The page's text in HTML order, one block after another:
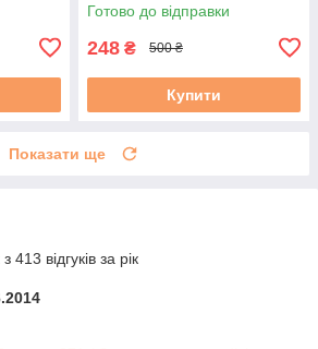
Готово до відправки
248 ₴ 500 ₴
Купити
Показати ще
413 відгуків за рік